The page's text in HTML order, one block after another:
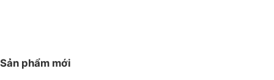
Sản phẩm mới